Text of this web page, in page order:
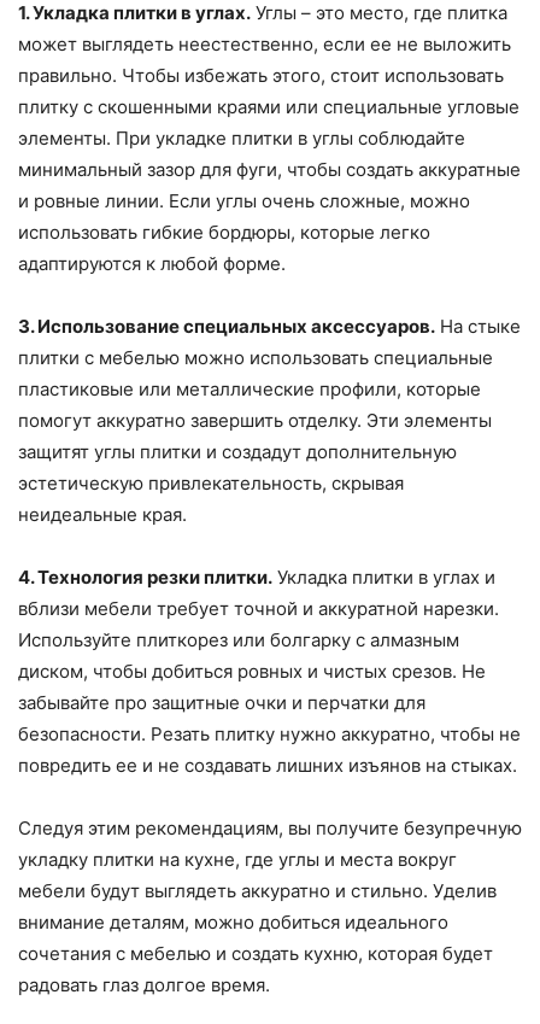
1. Укладка плитки в углах. Углы – это место, где плитка
может выглядеть неестественно, если ее не выложить
правильно. Чтобы избежать этого, стоит использовать
плитку с скошенными краями или специальные угловые
элементы. При укладке плитки в углы соблюдайте
минимальный зазор для фуги, чтобы создать аккуратные
и ровные линии. Если углы очень сложные, можно
использовать гибкие бордюры, которые легко
адаптируются к любой форме.
3. Использование специальных аксессуаров. На стыке
плитки с мебелью можно использовать специальные
пластиковые или металлические профили, которые
помогут аккуратно завершить отделку. Эти элементы
защитят углы плитки и создадут дополнительную
эстетическую привлекательность, скрывая
неидеальные края.
4. Технология резки плитки. Укладка плитки в углах и
вблизи мебели требует точной и аккуратной нарезки.
Используйте плиткорез или болгарку с алмазным
диском, чтобы добиться ровных и чистых срезов. Не
забывайте про защитные очки и перчатки для
безопасности. Резать плитку нужно аккуратно, чтобы не
повредить ее и не создавать лишних изъянов на стыках.
Следуя этим рекомендациям, вы получите безупречную
укладку плитки на кухне, где углы и места вокруг
мебели будут выглядеть аккуратно и стильно. Уделив
внимание деталям, можно добиться идеального
сочетания с мебелью и создать кухню, которая будет
радовать глаз долгое время.